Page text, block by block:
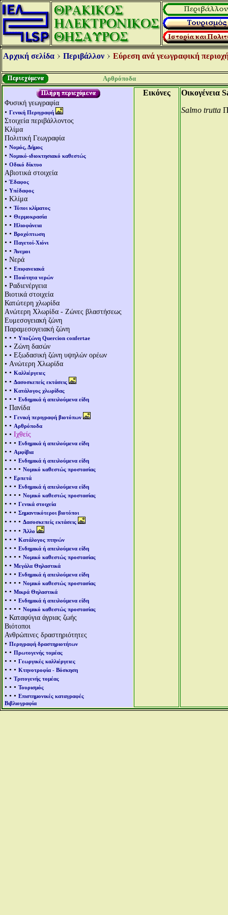
Αρχική σελίδα Περιβάλλον Εύρεση ανά γεωγραφική
Αρθρόποδα
Φυσική γεωγραφία
• Γενική Περιγραφή
Στοιχεία περιβάλλοντος
Κλίμα
Πολιτική Γεωγραφία
• Νομός, Δήμος
• Νομικό-ιδιοκτησιακό καθεστώς
• Οδικό δίκτυο
Αβιοτικά στοιχεία
•Έδαφος
• Υπέδαφος
• Κλίμα
• • Τύποι κλίματος
• • Θερμοκρασία
• • Ηλιοφάνεια
• • Βροχόπτωση
• • Παγετοί-Χιόνι
• • Άνεμοι
• Νερά
• • Επιφανειακά
• • Ποιότητα νερών
• Ραδιενέργεια
Βιοτικά στοιχεία
Κατώτερη χλωρίδα
Aνώτερη Χλωρίδα - Ζώνες βλαστήσεως
Ευμεσογειακή ζώνη
Παραμεσογειακή ζώνη
• • • Υποζώνη Quercion confertae
• • Ζώνη δασών
• • Εξωδασική ζώνη υψηλών ορέων
• Aνώτερη Χλωρίδα
• • Καλλιέργειες
• • Δασοσκεπείς εκτάσεις
• • Κατάλογος χλωρίδας
• • • Ενδημικά ή απειλούμενα είδη
• Πανίδα
• • Γενική περιγραφή βιοτόπων
• • Αρθρόποδα
• • Ιχθείς
• • • Ενδημικά ή απειλούμενα είδη
• • Αμφίβια
• • • Ενδημικά ή απειλούμενα είδη
• • • • Νομικό καθεστώς προστασίας
• • Ερπετά
• • • Ενδημικά ή απειλούμενα είδη
• • • • Νομικό καθεστώς προστασίας
• • • Γενικά στοιχεία
• • • Σημαντικότεροι βιοτόποι
• • • • Δασοσκεπείς εκτάσεις
• • • • Άλλο
• • • Κατάλογος πτηνών
• • • Ενδημικά ή απειλούμενα είδη
• • • • Νομικό καθεστώς προστασίας
• • Μεγάλα Θηλαστικά
• • • Ενδημικά ή απειλούμενα είδη
• • • • Νομικό καθεστώς προστασίας
• • Μικρά Θηλαστικά
• • • Ενδημικά ή απειλούμενα είδη
• • • • Νομικό καθεστώς προστασίας
• Καταφύγια άγριας ζωής
Βιότοποι
Ανθρώπινες δραστηριότητες
• Περιγραφή δραστηριοτήτων
• • Πρωτογενής τομέας
• • • Γεωργικές καλλιέργειες
• • • Κτηνοτροφία - Βόσκηση
• • Τριτογενής τομέας
• • • Τουρισμός
• • • Επιστημονικές καταγραφές
Βιβλιογραφία
Εικόνες
Οικογένεια
Salmo trutta